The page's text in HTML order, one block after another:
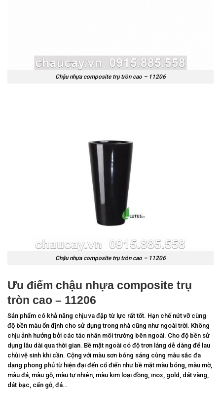
Chậu nhựa composite trụ tròn cao – 11206
Chậu nhựa composite trụ tròn cao – 11206
Ưu điểm chậu nhựa composite trụ
tròn cao – 11206
Sản phẩm có khả năng chịu va đập từ lực rất tốt. Hạn chế nứt vỡ cùng
độ bền màu ổn định cho sử dụng trong nhà cũng như ngoài trời. Không
chịu ảnh hưởng bởi các tác nhân môi trường bên ngoài. Cho độ bền sử
dụng lâu dài qua thời gian. Bề mặt ngoài có độ trơn láng dễ dàng để lau
chùi vệ sinh khi cần. Cộng với màu sơn bóng sáng cùng màu sắc đa
dạng phong phú từ hiện đại đến cổ điển như bề mặt màu bóng, màu mờ,
màu đá, màu gỗ, màu tự nhiên, màu kim loại đồng, inox, gold, dát vàng,
dát bạc, cẩn gỗ, đá…